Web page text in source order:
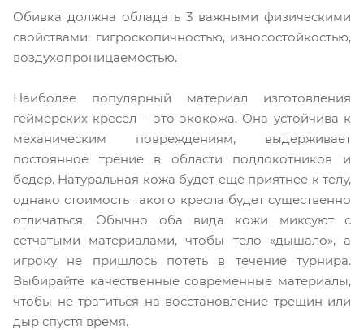
Обивка должна обладать 3 важными физическими
свойствами: гигроскопичностью, износостойкостью,
воздухопроницаемостью.
Наиболее популярный материал изготовления
геймерских кресел – это экокожа. Она устойчива к
механическим повреждениям, выдерживает
постоянное трение в области подлокотников и
бедер. Натуральная кожа будет еще приятнее к телу,
однако стоимость такого кресла будет существенно
отличаться. Обычно оба вида кожи миксуют с
сетчатыми материалами, чтобы тело «дышало», а
игроку не пришлось потеть в течение турнира.
Выбирайте качественные современные материалы,
чтобы не тратиться на восстановление трещин или
дыр спустя время.